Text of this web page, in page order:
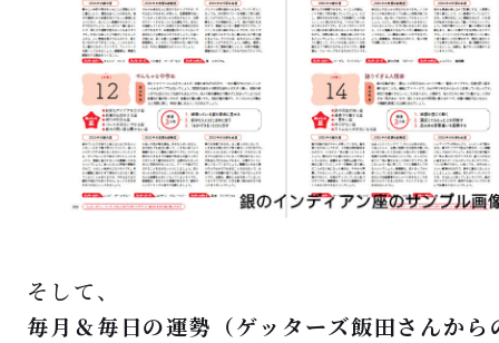
そして、
毎月＆毎日の運勢（ゲッターズ飯田さんから